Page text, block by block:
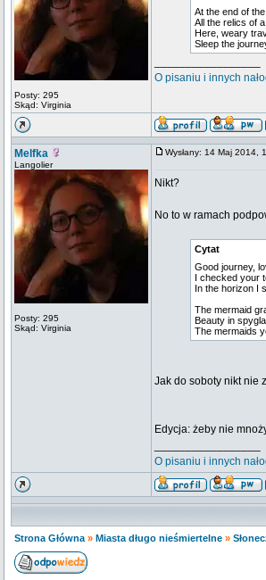
Posty: 295
Skąd: Virginia
At the end of
All the relics of
Here, weary
Sleep the
O pisaniu i innych
Melfka
Langolier
Posty: 295
Skąd: Virginia
Wysłany: 14 Maj 2014,
Nikt?
No to w ramach
Cytat
Good journey,
I checked your
In the horizon I
The mermaid
Beauty in
The mermaids
Jak do soboty nikt nie
Edycja: żeby nie
O pisaniu i innych
Strona Główna » Miasta długo nieśmiertelne »